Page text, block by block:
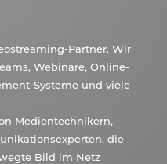
Partner. Wir
Webinare, Online-
Systeme und viele
Medientechnikern,
die
Bild im Netz